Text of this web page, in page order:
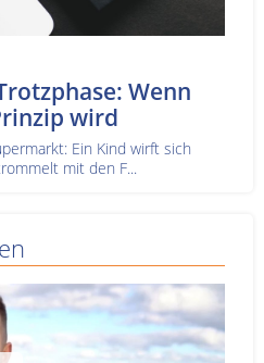
Wenn
wird
Ein Kind wirft sich
mit den F...